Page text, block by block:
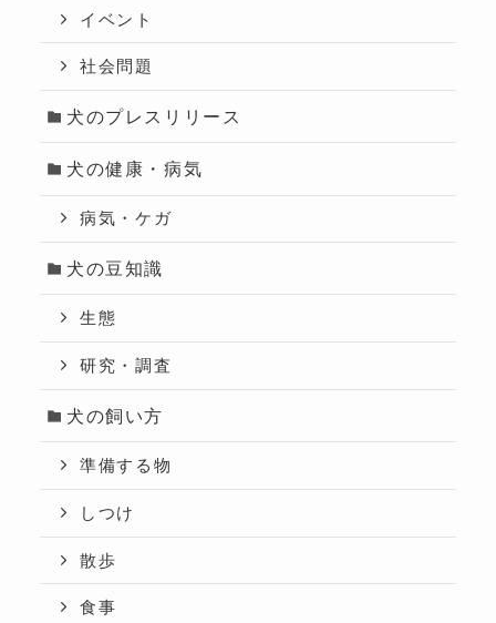
イベント
社会問題
犬のプレスリリース
犬の健康・病気
病気・ケガ
犬の豆知識
生態
研究・調査
犬の飼い方
準備する物
しつけ
散歩
食事